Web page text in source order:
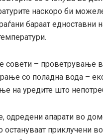
наскоро би
бараат
совети – проветрување
со поладна вода –
на уредите што
одредени апарати во
остануваат приклучени